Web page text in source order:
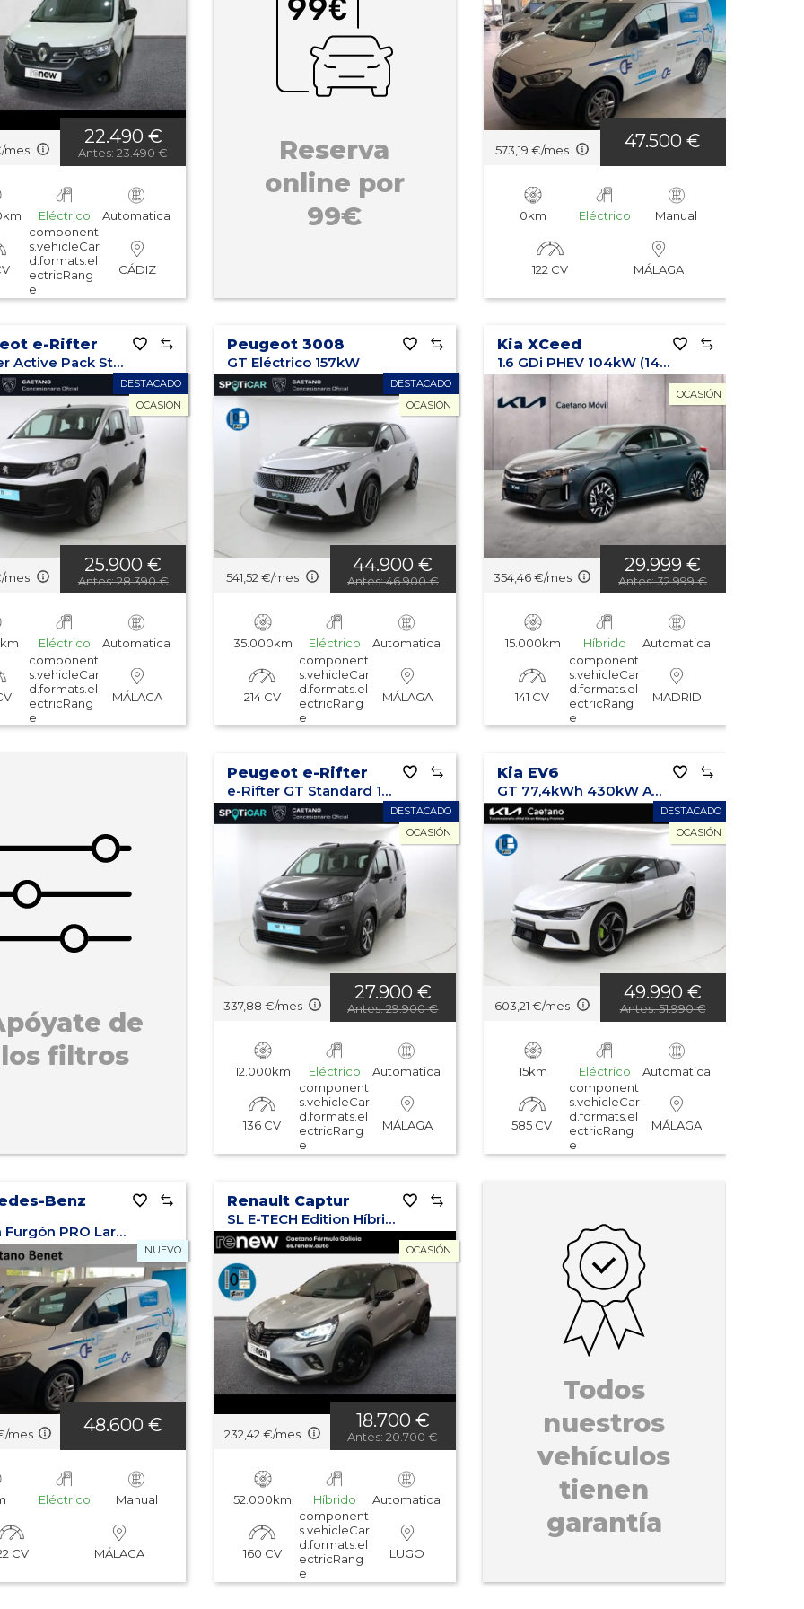
mes
22.490 €
Antes: 23.490 €
Eléctrico Automatica
component
s.vehicleCar
d.formats.el
ectricRang
e
CÁDIZ
Reserva
online por
99€
573,19 €/mes 47.500 €
0km Eléctrico Manual
122 CV MÁLAGA
e-Rifter
e-Rifter Active Pack Standard 100kW
DESTACADO
OCASIÓN
mes
25.900 €
Antes: 28.390 €
Eléctrico Automatica
component
s.vehicleCar
d.formats.el
ectricRang
e
MÁLAGA
Peugeot 3008
GT Eléctrico 157kW
DESTACADO
OCASIÓN
541,52 €/mes
44.900 €
Antes: 46.900 €
35.000km Eléctrico Automatica
214 CV
component
s.vehicleCar
d.formats.el
ectricRang
e
MÁLAGA
Kia XCeed
1.6 GDi PHEV 104kW (141CV) eTech
OCASIÓN
354,46 €/mes
29.999 €
Antes: 32.999 €
15.000km Híbrido Automatica
141 CV
component
s.vehicleCar
d.formats.el
ectricRang
e
MADRID
de
los filtros
Peugeot e-Rifter
e-Rifter GT Standard 100kw
DESTACADO
OCASIÓN
337,88 €/mes
27.900 €
Antes: 29.900 €
12.000km Eléctrico Automatica
136 CV
component
s.vehicleCar
d.formats.el
ectricRang
e
MÁLAGA
Kia EV6
GT 77,4kWh 430kW AWD (Long Range)
DESTACADO
OCASIÓN
603,21 €/mes
49.990 €
Antes: 51.990 €
15km Eléctrico Automatica
585 CV
component
s.vehicleCar
d.formats.el
ectricRang
e
MÁLAGA
Benz
eCitan Furgón PRO Largo
NUEVO
mes 48.600 €
Eléctrico Manual
CV MÁLAGA
Renault Captur
SL E-TECH Edition Híbrido enchuf. 160cv
OCASIÓN
232,42 €/mes
18.700 €
Antes: 20.700 €
52.000km Híbrido Automatica
160 CV
component
s.vehicleCar
d.formats.el
ectricRang
e
LUGO
Todos
nuestros
vehículos
tienen
garantía